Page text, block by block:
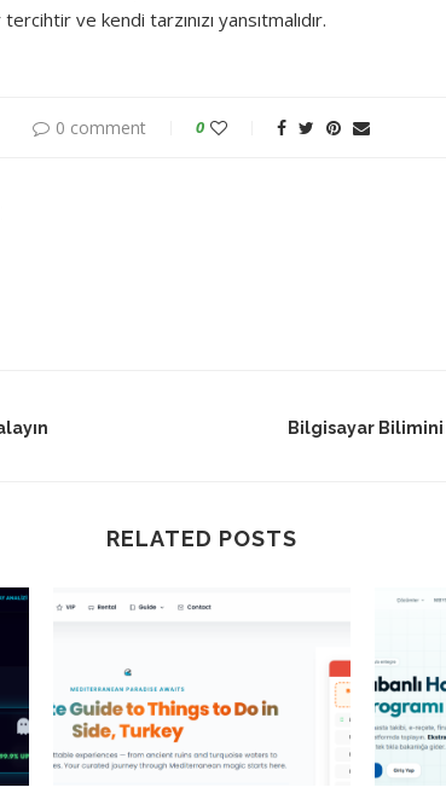
ve kendi tarzınızı yansıtmalıdır.
0 comment 0
Bilgisayar
RELATED POSTS